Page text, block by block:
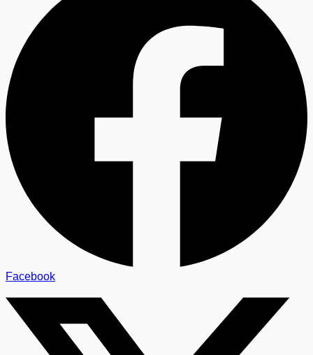
Facebook